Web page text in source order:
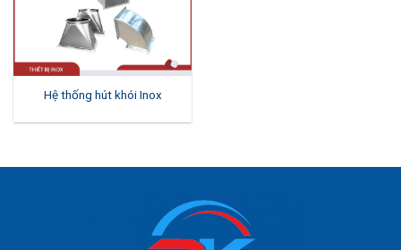
Hệ thống hút khói Inox